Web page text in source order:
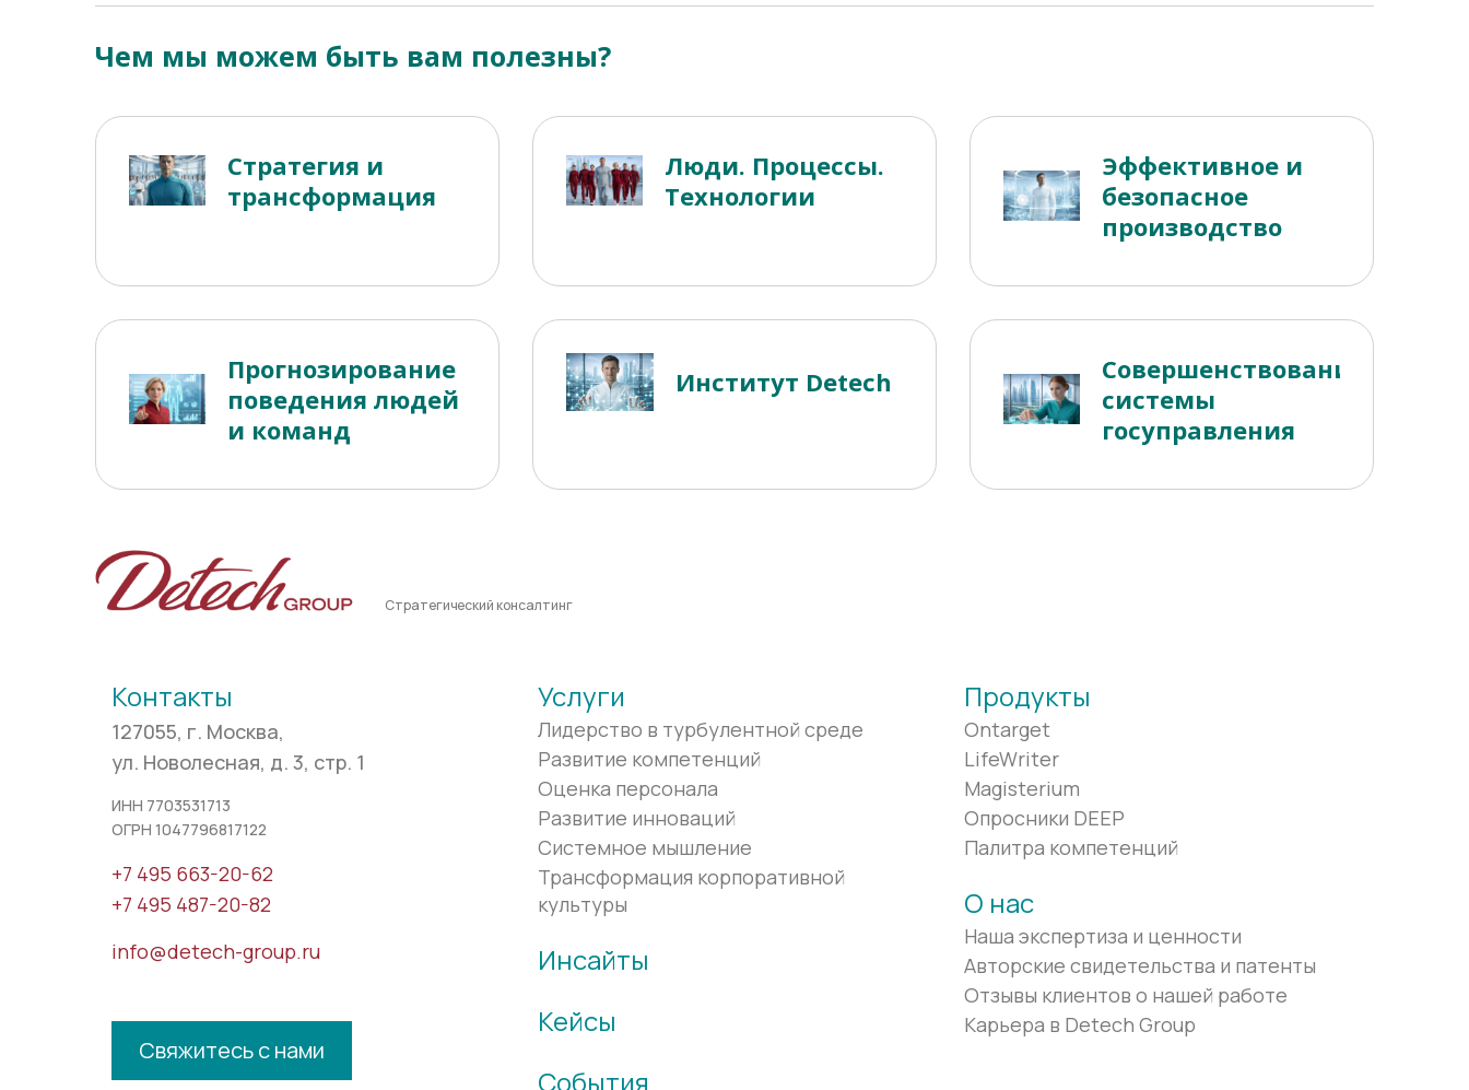
Чем мы можем быть вам полезны?
Стратегия и
трансформация
Люди. Процессы.
Технологии
Эффективное и
безопасное
производство
Прогнозирование
поведения людей
и команд
Институт Detech
Совершенствование
системы
госуправления
Стратегический консалтинг
Контакты
127055, г. Москва,
ул. Новолесная, д. 3, стр. 1
ИНН 7703531713
ОГРН 1047796817122
+7 495 663-20-62
+7 495 487-20-82
info@detech-group.ru
Свяжитесь с нами
Услуги
Лидерство в турбулентной среде
Развитие компетенций
Оценка персонала
Развитие инноваций
Системное мышление
Трансформация корпоративной
культуры
Инсайты
Кейсы
События
Продукты
Ontarget
LifeWriter
Magisterium
Опросники DEEP
Палитра компетенций
О нас
Наша экспертиза и ценности
Авторские свидетельства и патенты
Отзывы клиентов о нашей работе
Карьера в Detech Group